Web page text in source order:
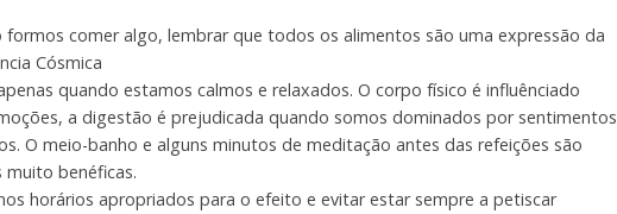
formos comer algo, lembrar que todos os alimentos são uma expressão da
Cósmica
quando estamos calmos e relaxados. O corpo físico é influênciado
a digestão é prejudicada quando somos dominados por sentimentos
O meio-banho e alguns minutos de meditação antes das refeições são
muito benéficas.
horários apropriados para o efeito e evitar estar sempre a petiscar